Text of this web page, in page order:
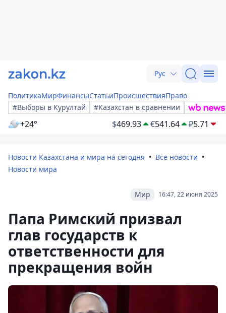
Рус
ПолитикаМирФинансыСтатьиПроисшествияПраво
#Выборы в Курултай
#Казахстан в сравнении
+24° $469.93 €541.64 ₽5.71
Новости Казахстана и мира на сегодня
Все новости
Новости мира
16:47, 22 июня 2025
Мир
Папа Римский призвал
глав государств к
ответственности для
прекращения войн